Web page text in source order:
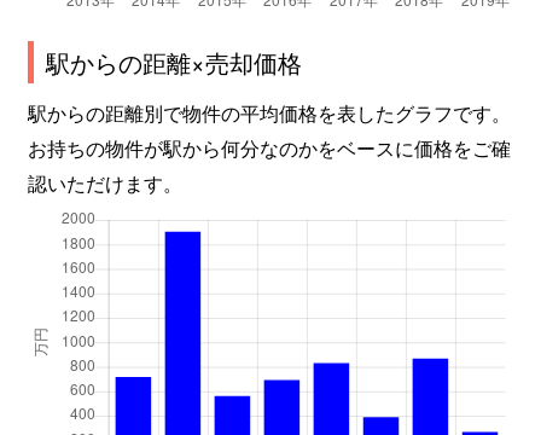
駅からの距離×売却価格
駅からの距離別で物件の平均価格を表したグラフです。
お持ちの物件が駅から何分なのかをベースに価格をご確
認いただけます。